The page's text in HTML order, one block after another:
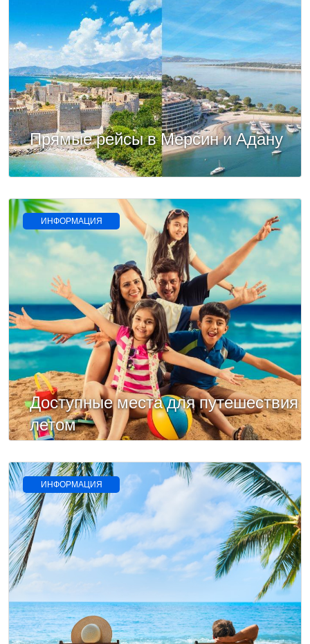
Прямые рейсы в Мерсин и Адану
ИНФОРМАЦИЯ
Доступные места для путешествия
летом
ИНФОРМАЦИЯ